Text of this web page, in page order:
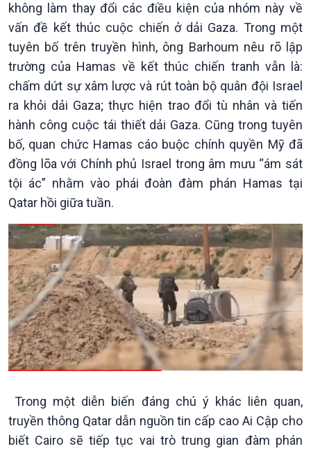
Chính trị
Tin Chính trị
Chính phủ với người dân
Quốc hội với cử tri
Xây dựng đảng
Đảng trong cuộc sống
Nhận diện sự thật
Pháp luật và đời sống
Thế giới
Tin thế giới
Vấn đề quốc tế
Hồ sơ sự kiện quốc tế
Thế giới & Việt Nam
Biên cương - Một dải vững
bền
Kinh tế
Tin Kinh tế
Trước giờ mở cửa
Sức sống hàng Việt
Khởi nghiệp
Tuyên chiến với gian lận
thương mại
Nông nghiệp & Biển đảo
Tin Nông nghiệp & Biển
đảo
Biển đảo Việt Nam
Tâm tình biên giới và hải
đảo
Tìm hiểu biển, đảo Việt
không làm thay đổi các điều kiện của nhóm này về
vấn đề kết thúc cuộc chiến ở dải Gaza. Trong một
tuyên bố trên truyền hình, ông Barhoum nêu rõ lập
trường của Hamas về kết thúc chiến tranh vẫn là:
chấm dứt sự xâm lược và rút toàn bộ quân đội Israel
ra khỏi dải Gaza; thực hiện trao đổi tù nhân và tiến
hành công cuộc tái thiết dải Gaza. Cũng trong tuyên
bố, quan chức Hamas cáo buộc chính quyền Mỹ đã
đồng lõa với Chính phủ Israel trong âm mưu “ám sát
tội ác” nhằm vào phái đoàn đàm phán Hamas tại
Qatar hồi giữa tuần.
Trong một diễn biến đáng chú ý khác liên quan,
truyền thông Qatar dẫn nguồn tin cấp cao Ai Cập cho
biết Cairo sẽ tiếp tục vai trò trung gian đàm phán